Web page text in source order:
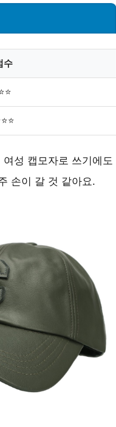
수
성 캡모자로 쓰기에도
손이 갈 것 같아요.